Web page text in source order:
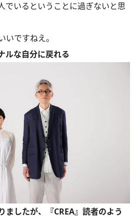
でいるということに過ぎないと思
ですねえ。
ルな自分に戻れる
したが、『CREA』読者のよう